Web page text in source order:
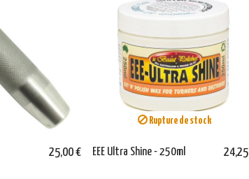
25,00 €
Rupture de stock
EEE Ultra Shine - 250ml